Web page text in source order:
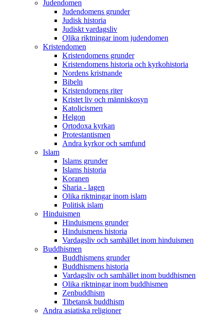
Judendomen
Judendomens grunder
Judisk historia
Judiskt vardagsliv
Olika riktningar inom judendomen
Kristendomen
Kristendomens grunder
Kristendomens historia och kyrkohistoria
Nordens kristnande
Bibeln
Kristendomens riter
Kristet liv och människosyn
Katolicismen
Helgon
Ortodoxa kyrkan
Protestantismen
Andra kyrkor och samfund
Islam
Islams grunder
Islams historia
Koranen
Sharia - lagen
Olika riktningar inom islam
Politisk islam
Hinduismen
Hinduismens grunder
Hinduismens historia
Vardagsliv och samhället inom hinduismen
Buddhismen
Buddhismens grunder
Buddhismens historia
Vardagsliv och samhället inom buddhismen
Olika riktningar inom buddhismen
Zenbuddhism
Tibetansk buddhism
Andra asiatiska religioner